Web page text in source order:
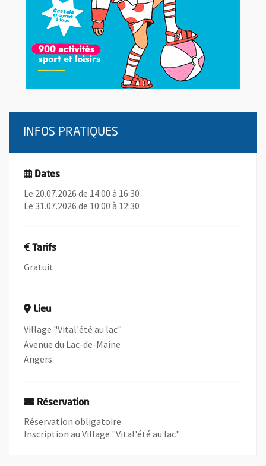
INFOS PRATIQUES
Dates
Le 20.07.2026 de 14:00 à 16:30
Le 31.07.2026 de 10:00 à 12:30
Tarifs
Gratuit
Lieu
Village "Vital'été au lac"
Avenue du Lac-de-Maine
Angers
Réservation
Réservation obligatoire
Inscription au Village "Vital'été au lac"